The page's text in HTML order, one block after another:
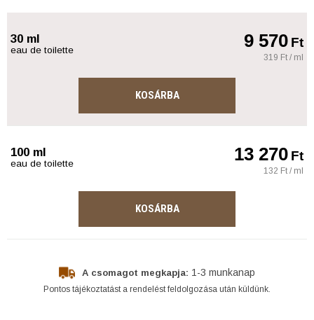
30 ml
eau de toilette 9 570Ft
319 Ft / ml
KOSÁRBA
100 ml
eau de toilette 13 270Ft
132 Ft / ml
KOSÁRBA
A csomagot megkapja: 1-3 munkanap
Pontos tájékoztatást a rendelést feldolgozása után küldünk.